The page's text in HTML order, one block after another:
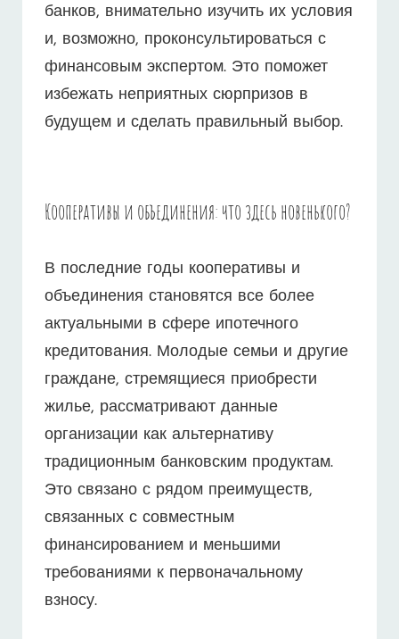
банков, внимательно изучить их условия
и, возможно, проконсультироваться с
финансовым экспертом. Это поможет
избежать неприятных сюрпризов в
будущем и сделать правильный выбор.
Кооперативы и объединения: что здесь новенького?
В последние годы кооперативы и
объединения становятся все более
актуальными в сфере ипотечного
кредитования. Молодые семьи и другие
граждане, стремящиеся приобрести
жилье, рассматривают данные
организации как альтернативу
традиционным банковским продуктам.
Это связано с рядом преимуществ,
связанных с совместным
финансированием и меньшими
требованиями к первоначальному
взносу.